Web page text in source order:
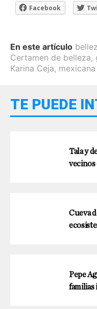
Facebook
En este artículo
Certamen de belleza,
Karina Ceja,
TE PUEDE
Tala y
vecinos
Cueva
Pepe
familias